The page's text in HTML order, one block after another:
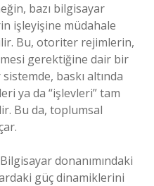
bazı bilgisayar
işleyişine müdahale
Bu, otoriter rejimlerin,
gerektiğine dair bir
baskı altında
ya da “işlevleri” tam
Bu da, toplumsal
donanımındaki
güç dinamiklerini